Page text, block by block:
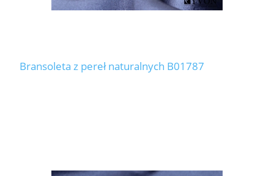
Bransoleta z pereł naturalnych B01787